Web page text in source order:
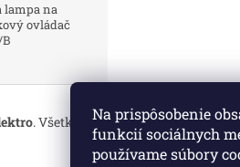
Na prispôsobenie
funkcií sociálnych
používame súbory
lampa na
ovládač
. Všetky práva vyhradené.Upraviť